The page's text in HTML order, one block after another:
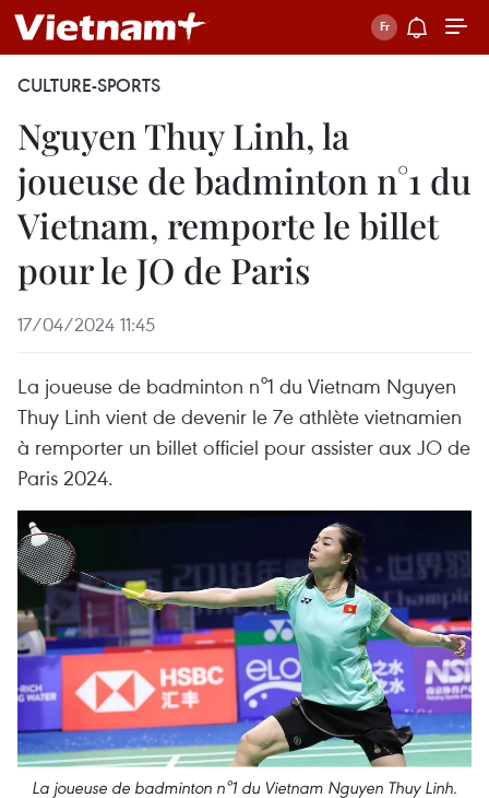
CULTURE-SPORTS
Nguyen Thuy Linh, la
joueuse de badminton n°1 du
Vietnam, remporte le billet
pour le JO de Paris
17/04/2024 11:45
La joueuse de badminton n°1 du Vietnam Nguyen
Thuy Linh vient de devenir le 7e athlète vietnamien
à remporter un billet officiel pour assister aux JO de
Paris 2024.
La joueuse de badminton n°1 du Vietnam Nguyen Thuy Linh.